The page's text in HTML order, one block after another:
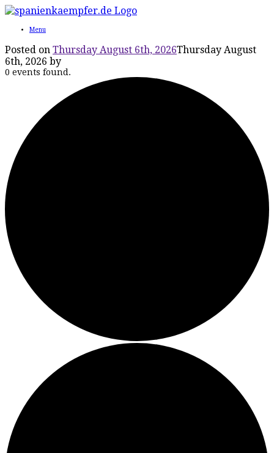
Menu
Posted on Thursday August 6th, 2026Thursday August
6th, 2026 by
0 events found.